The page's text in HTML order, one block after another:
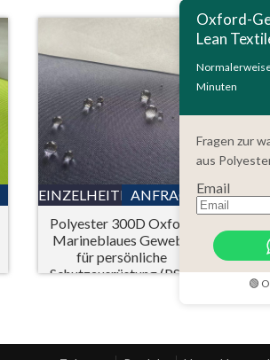
EINZELHEITENANFRAGE
Polyester 300D Oxford
Marineblaues Gewebe
für persönliche
Schutzausrüstung (PSA)
Oxford-
Lean
Minuten
Fragen zur
aus
Email
🟢